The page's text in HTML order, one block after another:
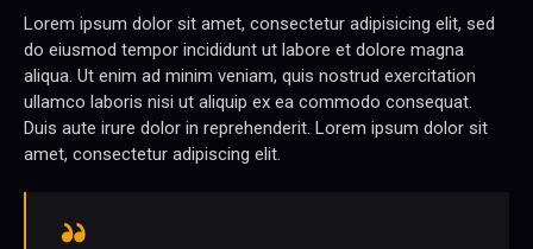
Lorem ipsum dolor sit amet, consectetur adipisicing elit, sed
do eiusmod tempor incididunt ut labore et dolore magna
aliqua. Ut enim ad minim veniam, quis nostrud exercitation
ullamco laboris nisi ut aliquip ex ea commodo consequat.
Duis aute irure dolor in reprehenderit. Lorem ipsum dolor sit
amet, consectetur adipiscing elit.